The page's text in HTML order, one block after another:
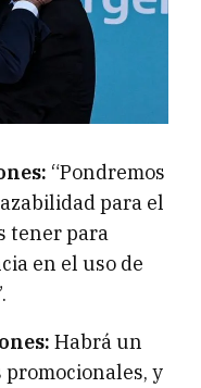
“Pondremos
para el
tener para
en el uso de
Habrá un
promocionales, y